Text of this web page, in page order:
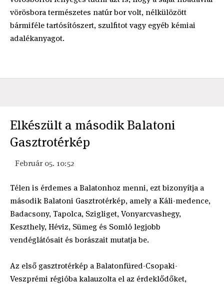
vörösbora természetes natúr bor volt, nélkülözött
bármiféle tartósítószert, szulfitot vagy egyéb kémiai
adalékanyagot.
Elkészült a második Balatoni
Gasztrotérkép
Február 05. 10:52
Télen is érdemes a Balatonhoz menni, ezt bizonyítja a
második Balatoni Gasztrotérkép, amely a Káli-medence,
Badacsony, Tapolca, Szigliget, Vonyarcvashegy,
Keszthely, Héviz, Sümeg és Somló legjobb
vendéglátósait és borászait mutatja be.
Az első gasztrotérkép a Balatonfüred-Csopaki-
Veszprémi régióba kalauzolta el az érdeklődőket,